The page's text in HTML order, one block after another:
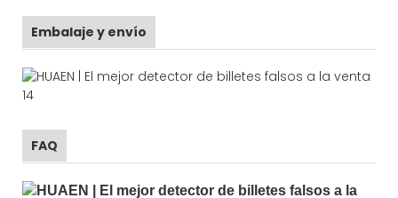
Embalaje y envío
FAQ